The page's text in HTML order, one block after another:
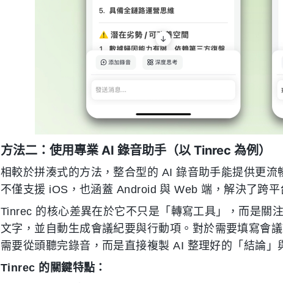
方法二：使用專業 AI 錄音助手（以 Tinrec 為例）
相較於拼湊式的方法，整合型的 AI 錄音助手能提供更
不僅支援 iOS，也涵蓋 Android 與 Web 端，解決了跨平
Tinrec 的核心差異在於它不只是「轉寫工具」，而是關
文字，並自動生成會議紀要與行動項。對於需要填寫會
需要從頭聽完錄音，而是直接複製 AI 整理好的「結論」
Tinrec 的關鍵特點：